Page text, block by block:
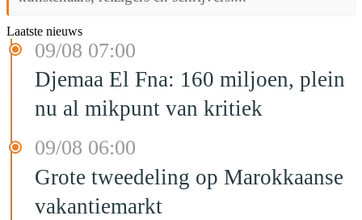
Laatste nieuws
09/08 07:00
Djemaa El Fna: 160 miljoen, plein
nu al mikpunt van kritiek
09/08 06:00
Grote tweedeling op Marokkaanse
vakantiemarkt